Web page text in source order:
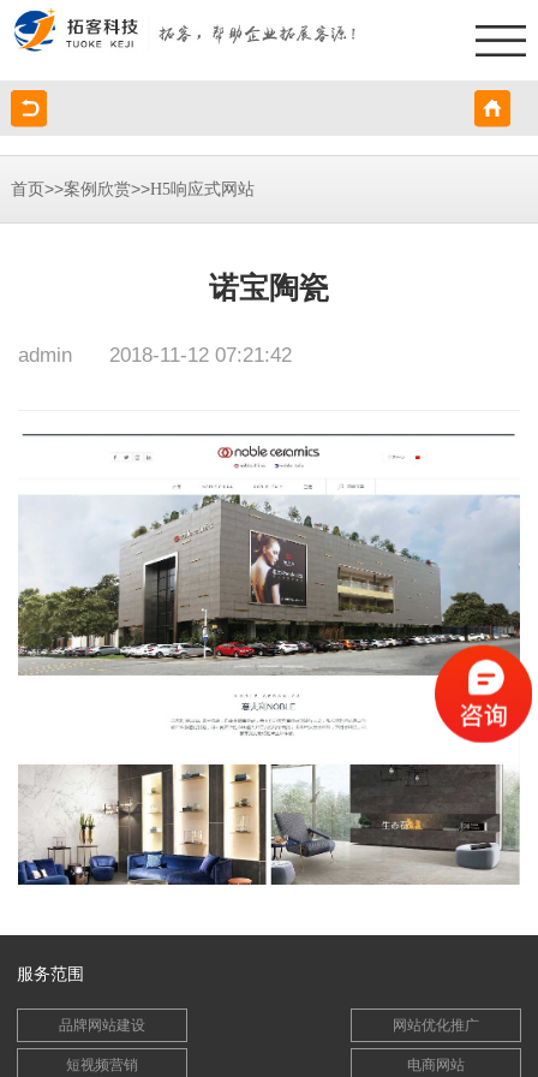
首页>>案例欣赏>>H5响应式网站
诺宝陶瓷
admin 2018-11-12 07:21:42
服务范围
品牌网站建设 网站优化推广
短视频营销 电商网站